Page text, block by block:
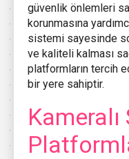
güvenlik önlemleri
korunmasına
sistemi sayesinde
ve kaliteli kalması
platformların tercih
bir yere sahiptir.